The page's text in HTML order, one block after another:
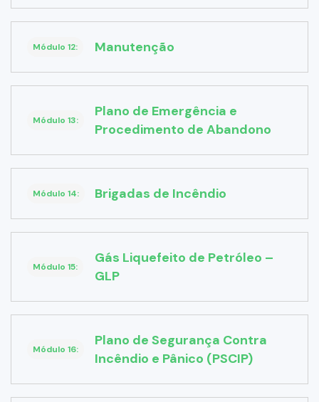
Módulo 12: Manutenção
Módulo 13:
Plano de Emergência e
Procedimento de Abandono
Módulo 14: Brigadas de Incêndio
Módulo 15:
Gás Liquefeito de Petróleo –
GLP
Módulo 16:
Plano de Segurança Contra
Incêndio e Pânico (PSCIP)